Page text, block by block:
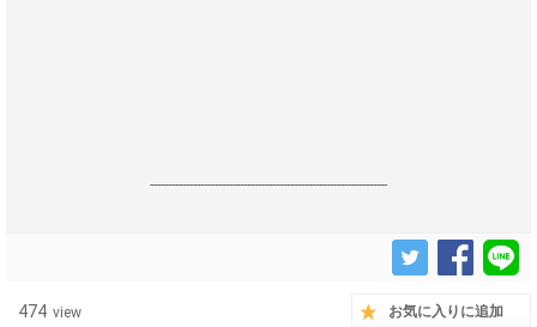
------------------------------------------------------------------
474 view お気に入りに追加